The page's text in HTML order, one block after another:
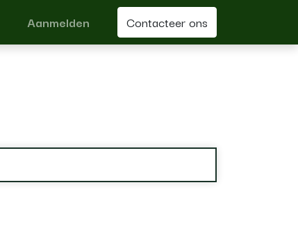
Aanmelden Contacteer ons